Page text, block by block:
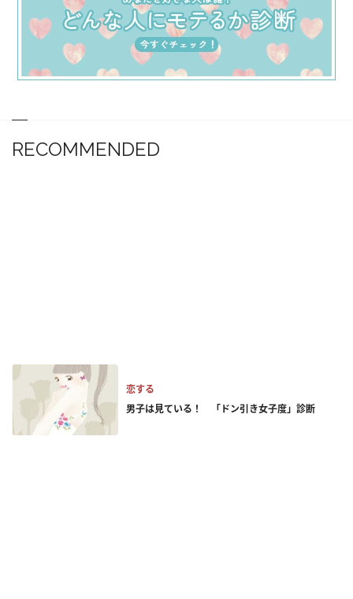
RECOMMENDED
恋する
男子は見ている！ 「ドン引き女子度」診断